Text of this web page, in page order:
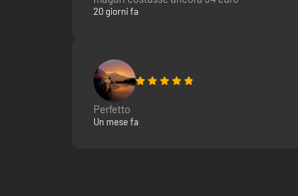
20 giorni fa
Perfetto
Un mese fa